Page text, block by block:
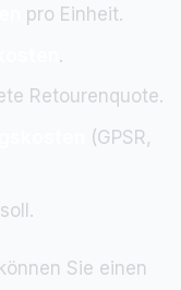
pro Einheit.
.
Retourenquote.
(GPSR,
Sie einen